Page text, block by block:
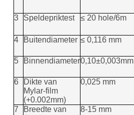
3 Speldepriktest ≤ 20 hole/6m
4 Buitendiameter ≤ 0,116 mm
5 Binnendiameter0,10±0,003mm
6
Dikte van
Mylar-film
(+0.002mm)
0,025 mm
7
Breedte van
8-15 mm